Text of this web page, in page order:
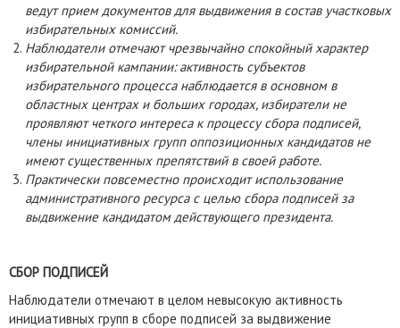
ведут прием документов для выдвижения в состав участковых
избирательных комиссий.
Наблюдатели отмечают чрезвычайно спокойный характер
избирательной кампании: активность субъектов
избирательного процесса наблюдается в основном в
областных центрах и больших городах, избиратели не
проявляют четкого интереса к процессу сбора подписей,
члены инициативных групп оппозиционных кандидатов не
имеют существенных препятствий в своей работе.
Практически повсеместно происходит использование
административного ресурса с целью сбора подписей за
выдвижение кандидатом действующего президента.
СБОР ПОДПИСЕЙ
Наблюдатели отмечают в целом невысокую активность
инициативных групп в сборе подписей за выдвижение